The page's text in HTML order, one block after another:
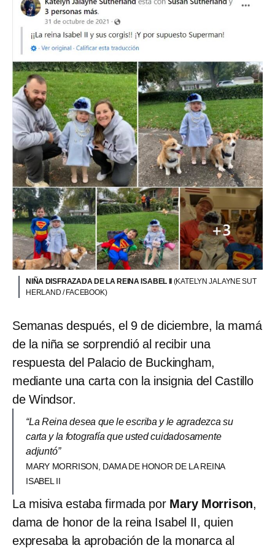
NIÑA DISFRAZADA DE LA REINA ISABEL II (KATELYN JALAYNE SUT
HERLAND / FACEBOOK)
Semanas después, el 9 de diciembre, la mamá
de la niña se sorprendió al recibir una
respuesta del Palacio de Buckingham,
mediante una carta con la insignia del Castillo
de Windsor.
“La Reina desea que le escriba y le agradezca su
carta y la fotografía que usted cuidadosamente
adjuntó”
MARY MORRISON, DAMA DE HONOR DE LA REINA
ISABEL II
La misiva estaba firmada por Mary Morrison,
dama de honor de la reina Isabel II, quien
expresaba la aprobación de la monarca al